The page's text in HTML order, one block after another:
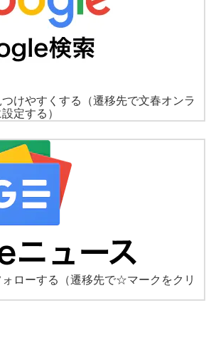
けやすくする
（遷移先で文春オンラ
定する）
ローする
（遷移先で☆マークをクリ